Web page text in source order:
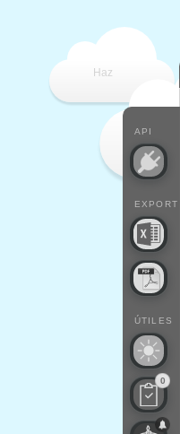
Haz
API
EXPORT
ÚTILES
0